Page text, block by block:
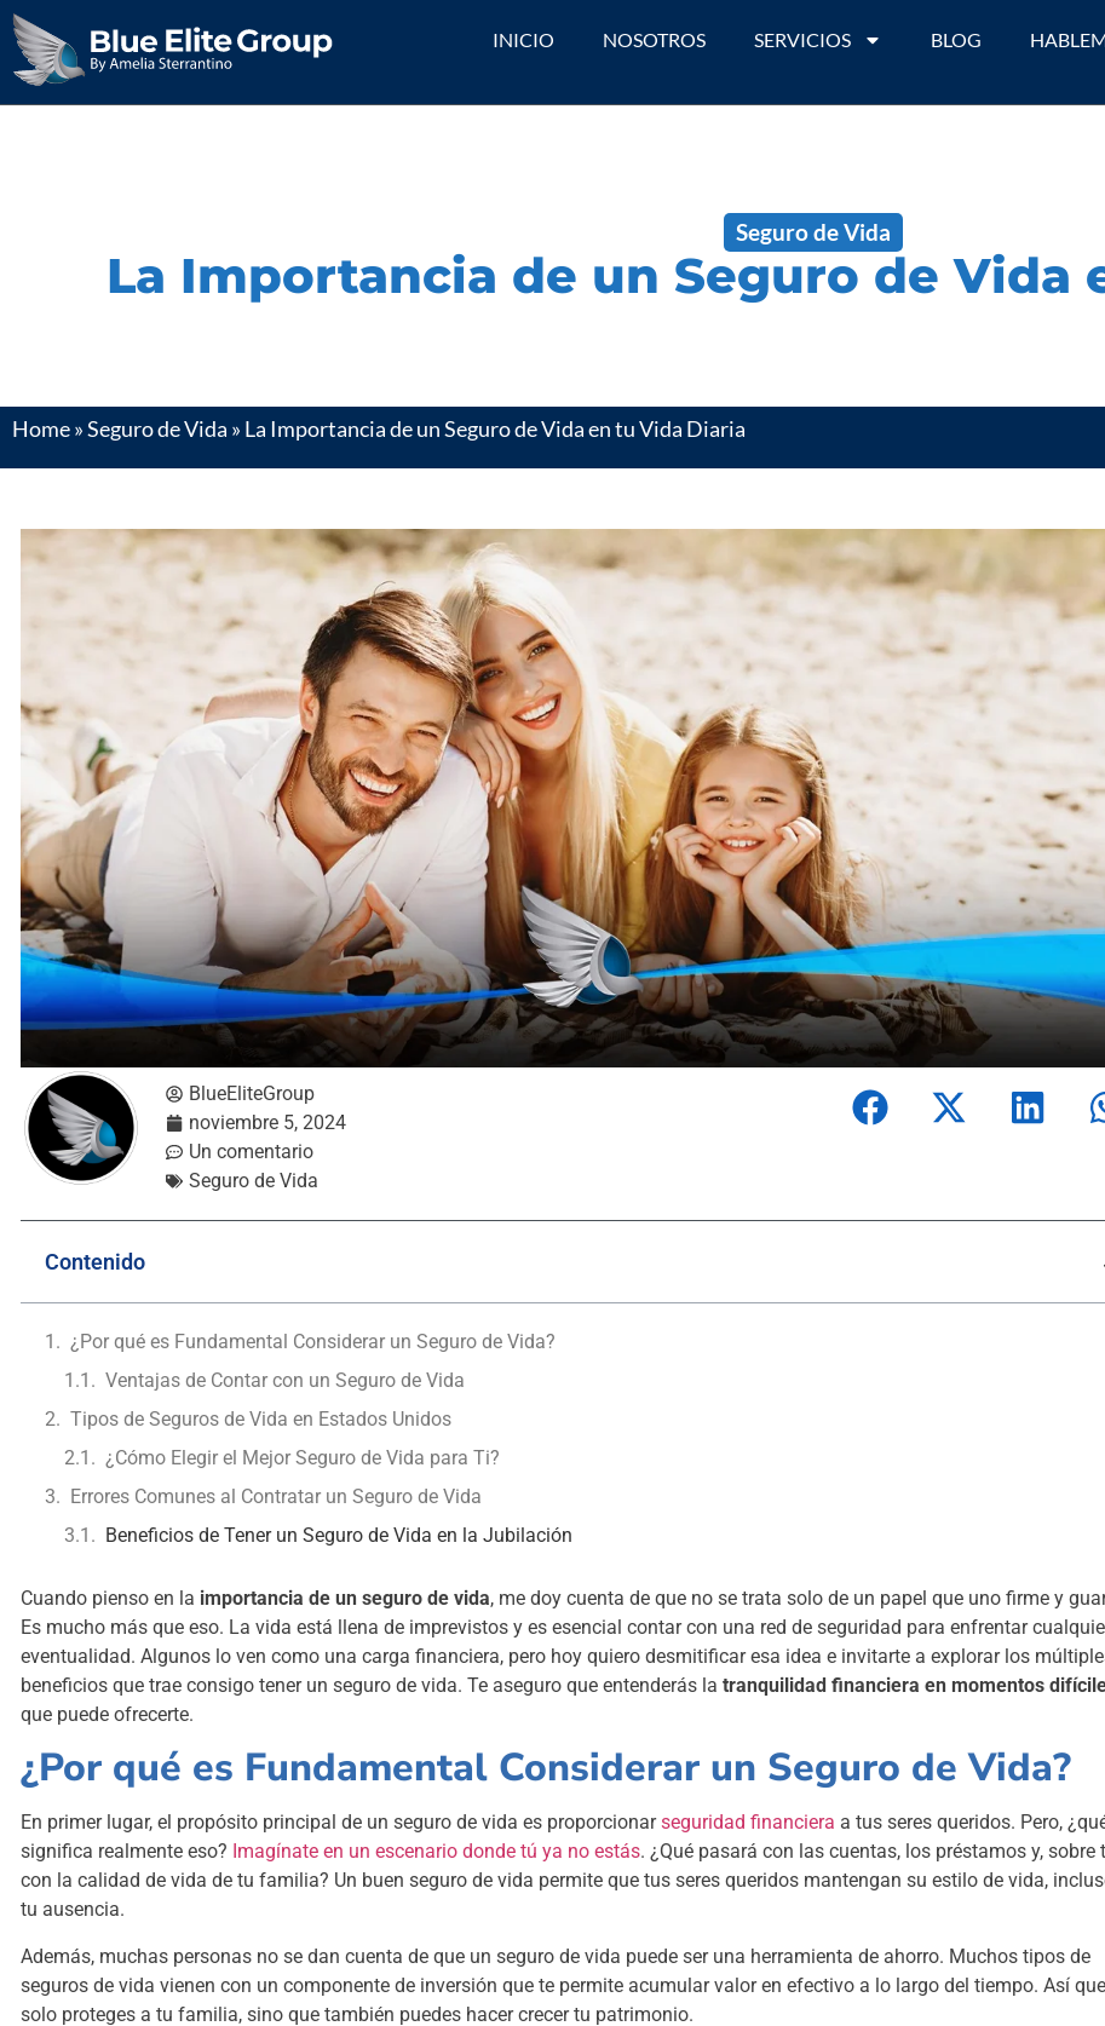
INICIO NOSOTROS SERVICIOS BLOG
Seguro de Vida
La Importancia de un Seguro de Vida
Home»Seguro de Vida » La Importancia de un Seguro de Vida en tu Vida Diaria
BlueEliteGroup
noviembre 5, 2024
Un comentario
Seguro de Vida
Contenido
¿Por qué es Fundamental Considerar un Seguro de Vida?
Ventajas de Contar con un Seguro de Vida
Tipos de Seguros de Vida en Estados Unidos
¿Cómo Elegir el Mejor Seguro de Vida para Ti?
Errores Comunes al Contratar un Seguro de Vida
Beneficios de Tener un Seguro de Vida en la Jubilación
Cuando pienso en la importancia de un seguro de vida, me doy cuenta de que no se trata solo de un papel que uno firme y
Es mucho más que eso. La vida está llena de imprevistos y es esencial contar con una red de seguridad para enfrentar
eventualidad. Algunos lo ven como una carga financiera, pero hoy quiero desmitificar esa idea e invitarte a explorar los
beneficios que trae consigo tener un seguro de vida. Te aseguro que entenderás la tranquilidad financiera en momentos
que puede ofrecerte.
¿Por qué es Fundamental Considerar un Seguro de Vida?
En primer lugar, el propósito principal de un seguro de vida es proporcionarseguridad financiera a tus seres queridos. Pero,
significa realmente eso? Imagínate en un escenario donde tú ya no estás. ¿Qué pasará con las cuentas, los préstamos y, sobre
con la calidad de vida de tu familia? Un buen seguro de vida permite que tus seres queridos mantengan su estilo de vida,
tu ausencia.
Además, muchas personas no se dan cuenta de que un seguro de vida puede ser una herramienta de ahorro. Muchos tipos de
seguros de vida vienen con un componente de inversión que te permite acumular valor en efectivo a lo largo del tiempo. Así
solo proteges a tu familia, sino que también puedes hacer crecer tu patrimonio.